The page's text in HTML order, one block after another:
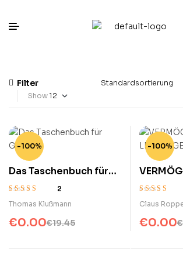
Filter
Show
-100%
Das Taschenbuch für
Gründer
2
Thomas Klußmann
€19.45
€0.00
-100%
LEICHT
Claus
€
€0.00